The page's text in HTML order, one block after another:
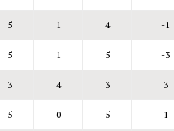
5 1 4 -1
5 1 5 -3
3 4 3 3
5 0 5 1